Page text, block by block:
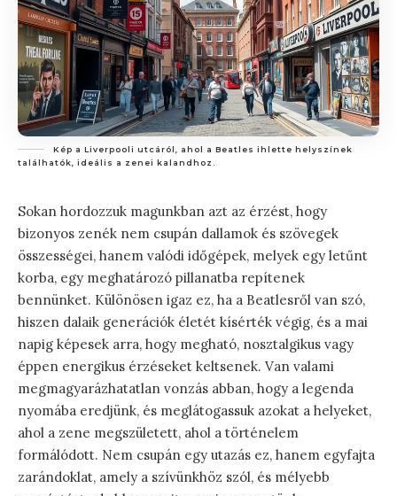
Kép a Liverpooli utcáról, ahol a Beatles ihlette helyszínek
találhatók, ideális a zenei kalandhoz.
Sokan hordozzuk magunkban azt az érzést, hogy
bizonyos zenék nem csupán dallamok és szövegek
összességei, hanem valódi időgépek, melyek egy letűnt
korba, egy meghatározó pillanatba repítenek
bennünket. Különösen igaz ez, ha a Beatlesről van szó,
hiszen dalaik generációk életét kísérték végig, és a mai
napig képesek arra, hogy megható, nosztalgikus vagy
éppen energikus érzéseket keltsenek. Van valami
megmagyarázhatatlan vonzás abban, hogy a legenda
nyomába eredjünk, és meglátogassuk azokat a helyeket,
ahol a zene megszületett, ahol a történelem
formálódott. Nem csupán egy utazás ez, hanem egyfajta
zarándoklat, amely a szívünkhöz szól, és mélyebb